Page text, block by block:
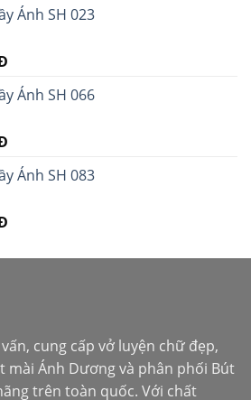
Ánh SH 023
Ánh SH 066
Ánh SH 083
cung cấp vở luyện chữ đẹp,
mài Ánh Dươngvà phân phối Bút
trên toàn quốc. Với chất